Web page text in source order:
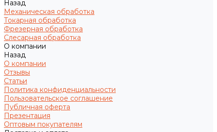
Назад
Механическая обработка
Токарная обработка
Фрезерная обработка
Слесарная обработка
О компании
Назад
О компании
Отзывы
Статьи
Политика конфиденциальности
Пользовательское соглашение
Публичная оферта
Презентация
Оптовым покупателям